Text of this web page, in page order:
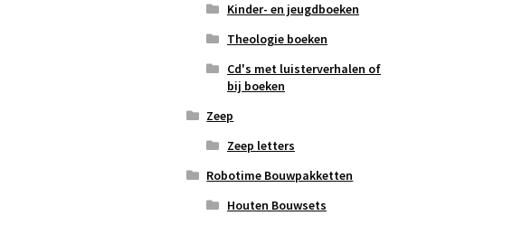
Kinder- en jeugdboeken
Theologie boeken
Cd's met luisterverhalen of
bij boeken
Zeep
Zeep letters
Robotime Bouwpakketten
Houten Bouwsets